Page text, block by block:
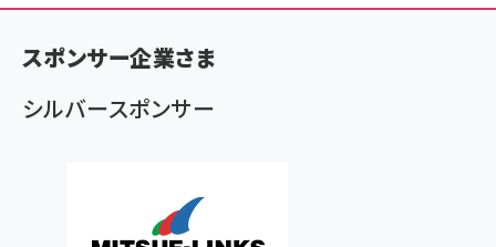
く
ず
スポンサー企業さま
シルバースポンサー